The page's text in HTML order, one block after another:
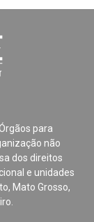
para
não
dos direitos
e unidades
Mato Grosso,